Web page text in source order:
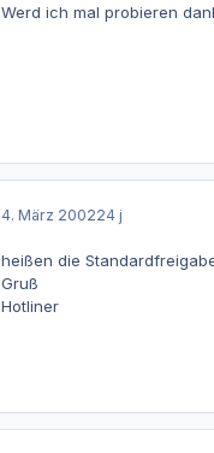
Werd ich mal probieren
4. März 200224 j
heißen die
Gruß
Hotliner